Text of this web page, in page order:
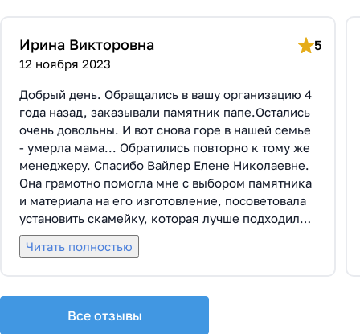
Ирина Викторовна 5
12 ноября 2023
Добрый день. Обращались в вашу организацию 4
года назад, заказывали памятник папе.Остались
очень довольны. И вот снова горе в нашей семье
- умерла мама... Обратились повторно к тому же
менеджеру. Спасибо Вайлер Елене Николаевне.
Она грамотно помогла мне с выбором памятника
и материала на его изготовление, посоветовала
установить скамейку, которая лучше подходила
по общему дизайну. Вышли на улицу, посмотрели
представленные варианты, я определилась с
все этапы которого были выполнены вовремя и
Читать полностью
Все отзывы